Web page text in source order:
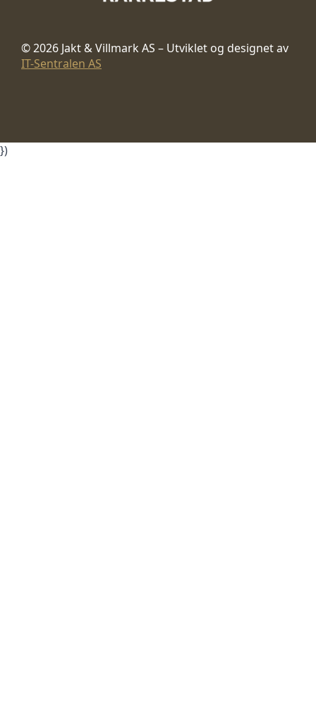
© 2026 Jakt & Villmark AS – Utviklet og designet av
IT-Sentralen AS
})